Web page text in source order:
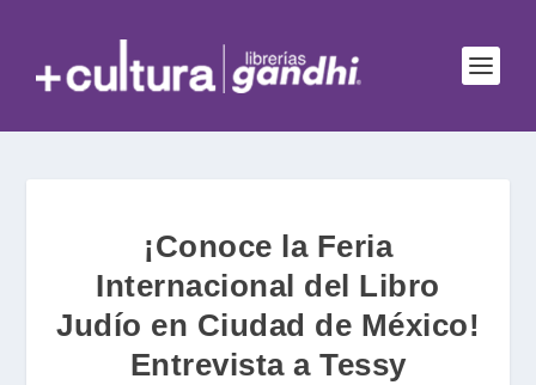
¡Conoce la Feria
Internacional del Libro
Judío en Ciudad de México!
Entrevista a Tessy